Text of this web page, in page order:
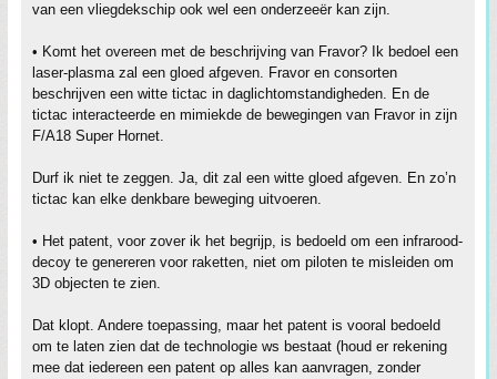
van een vliegdekschip ook wel een onderzeeër kan zijn.
• Komt het overeen met de beschrijving van Fravor? Ik bedoel een
laser-plasma zal een gloed afgeven. Fravor en consorten
beschrijven een witte tictac in daglichtomstandigheden. En de
tictac interacteerde en mimiekde de bewegingen van Fravor in zijn
F/A18 Super Hornet.
Durf ik niet te zeggen. Ja, dit zal een witte gloed afgeven. En zo’n
tictac kan elke denkbare beweging uitvoeren.
• Het patent, voor zover ik het begrijp, is bedoeld om een infrarood-
decoy te genereren voor raketten, niet om piloten te misleiden om
3D objecten te zien.
Dat klopt. Andere toepassing, maar het patent is vooral bedoeld
om te laten zien dat de technologie ws bestaat (houd er rekening
mee dat iedereen een patent op alles kan aanvragen, zonder